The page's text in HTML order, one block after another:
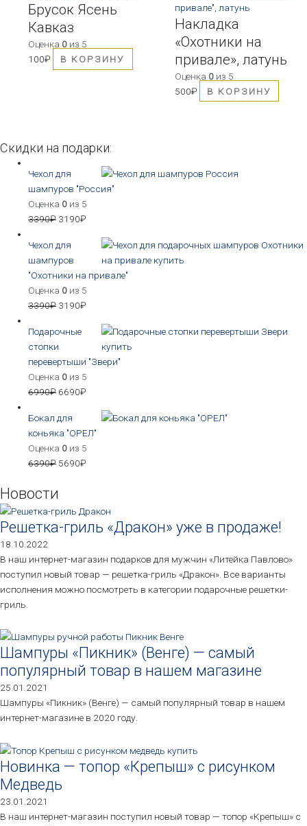
Брусок Ясень
Кавказ
Оценка 0 из 5
100₽ В КОРЗИНУ
Накладка
«Охотники на
привале», латунь
Оценка 0из 5
500₽ В КОРЗИНУ
Скидки на подарки:
Чехол для
шампуров "Россия"
Оценка 0 из 5
3390₽ 3190₽
Чехол для
шампуров
"Охотники на привале"
Оценка 0 из 5
3390₽ 3190₽
Подарочные
стопки
перевертыши "Звери"
Оценка 0 из 5
6990₽ 6690₽
Бокал для
коньяка "ОРЕЛ"
Оценка 0 из 5
6390₽ 5690₽
Новости
Решетка-гриль «Дракон» уже в продаже!
18.10.2022
В наш интернет-магазин подарков для мужчин «Литейка Павлово»
поступил новый товар — решетка-гриль «Дракон». Все варианты
исполнения можно посмотреть в категории подарочные решетки-
гриль.
Шампуры «Пикник» (Венге) — самый
популярный товар в нашем магазине
25.01.2021
Шампуры «Пикник» (Венге) — самый популярный товар в нашем
интернет-магазине в 2020 году.
Новинка — топор «Крепыш» с рисунком
Медведь
23.01.2021
В наш интернет-магазин поступил новый товар — топор «Крепыш» с